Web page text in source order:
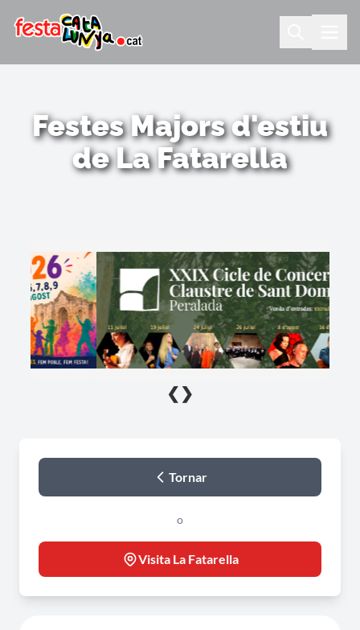
Festes Majors d'estiu
de La Fatarella
❮ ❯
Tornar
o
Visita La Fatarella